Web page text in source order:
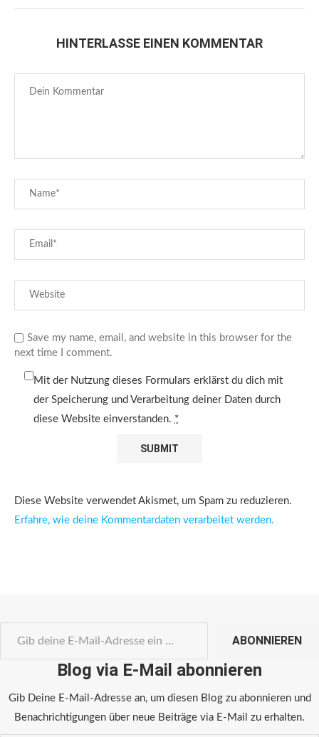
HINTERLASSE EINEN KOMMENTAR
Save my name, email, and website in this browser for the
next time I comment.
Mit der Nutzung dieses Formulars erklärst du dich mit
der Speicherung und Verarbeitung deiner Daten durch
diese Website einverstanden. *
Diese Website verwendet Akismet, um Spam zu reduzieren.
Erfahre, wie deine Kommentardaten verarbeitet werden.
ABONNIEREN
Blog via E-Mail abonnieren
Gib Deine E-Mail-Adresse an, um diesen Blog zu abonnieren und
Benachrichtigungen über neue Beiträge via E-Mail zu erhalten.